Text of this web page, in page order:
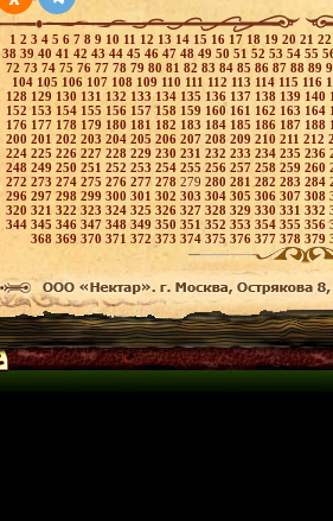
1 2 3 4 5 6 7 8 9 10 11 12 13 14 15 16 17 18 19 20 21
38 39 40 41 42 43 44 45 46 47 48 49 50 51 52 53 54 55
72 73 74 75 76 77 78 79 80 81 82 83 84 85 86 87 88 89
104 105 106 107 108 109 110 111 112 113 114 115 116
128 129 130 131 132 133 134 135 136 137 138 139 140
152 153 154 155 156 157158 159 160 161 162 163 164
176 177 178 179 180 181 182 183 184 185 186 187 188
200 201 202 203 204 205 206 207 208 209 210 211 212
224 225 226 227 228 229 230 231 232 233 234 235 236
248 249 250 251 252 253 254 255 256 257 258 259 260
272 273 274 275 276 277 278 279 280 281 282 283 284
296 297 298 299 300 301 302 303 304 305 306 307 308
320 321 322 323 324 325 326 327 328 329 330 331 332
344 345 346 347 348 349 350 351 352 353 354 355 356
368 369 370 371 372 373 374 375 376 377 378 379